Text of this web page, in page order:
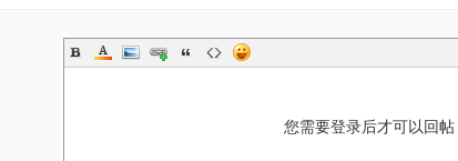
您需要登录后才可以回帖